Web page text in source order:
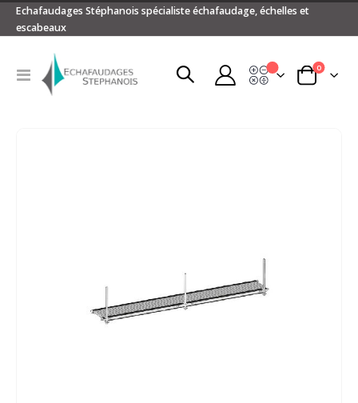
Echafaudages Stéphanois spécialiste échafaudage, échelles et
escabeaux
Basculer
Panier
0articles
Devis